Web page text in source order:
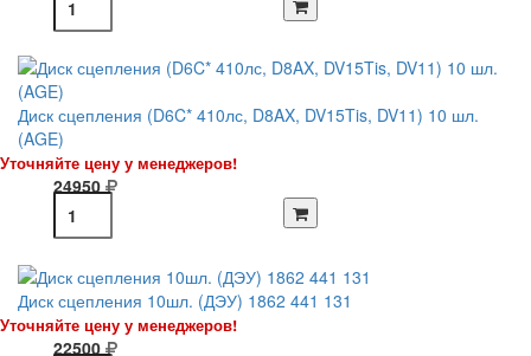
Диск сцепления (D6C* 410лс, D8AX, DV15Tis, DV11) 10 шл.
(AGE)
Уточняйте цену у менеджеров!
24950
Диск сцепления 10шл. (ДЭУ) 1862 441 131
Уточняйте цену у менеджеров!
22500